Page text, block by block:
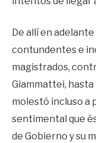
De allí en
contundentes e
magistrados,
Giammattei,
molestó incluso a
sentimental que
de Gobierno y su